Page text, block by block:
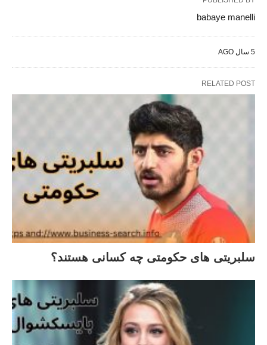
babaye manelli
5 سال AGO
RELATED POST
سلبریتی های حکومتی چه کسانی هستند؟